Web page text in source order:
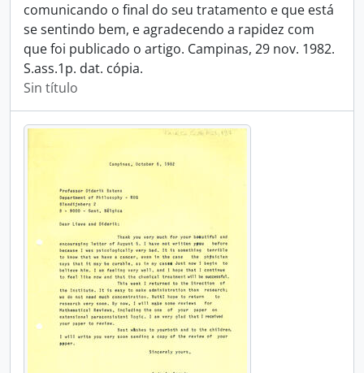
comunicando o final do seu tratamento e que está
se sentindo bem, e agradecendo a rapidez com
que foi publicado o artigo. Campinas, 29 nov. 1982.
S.ass.1p. dat. cópia.
Sin título